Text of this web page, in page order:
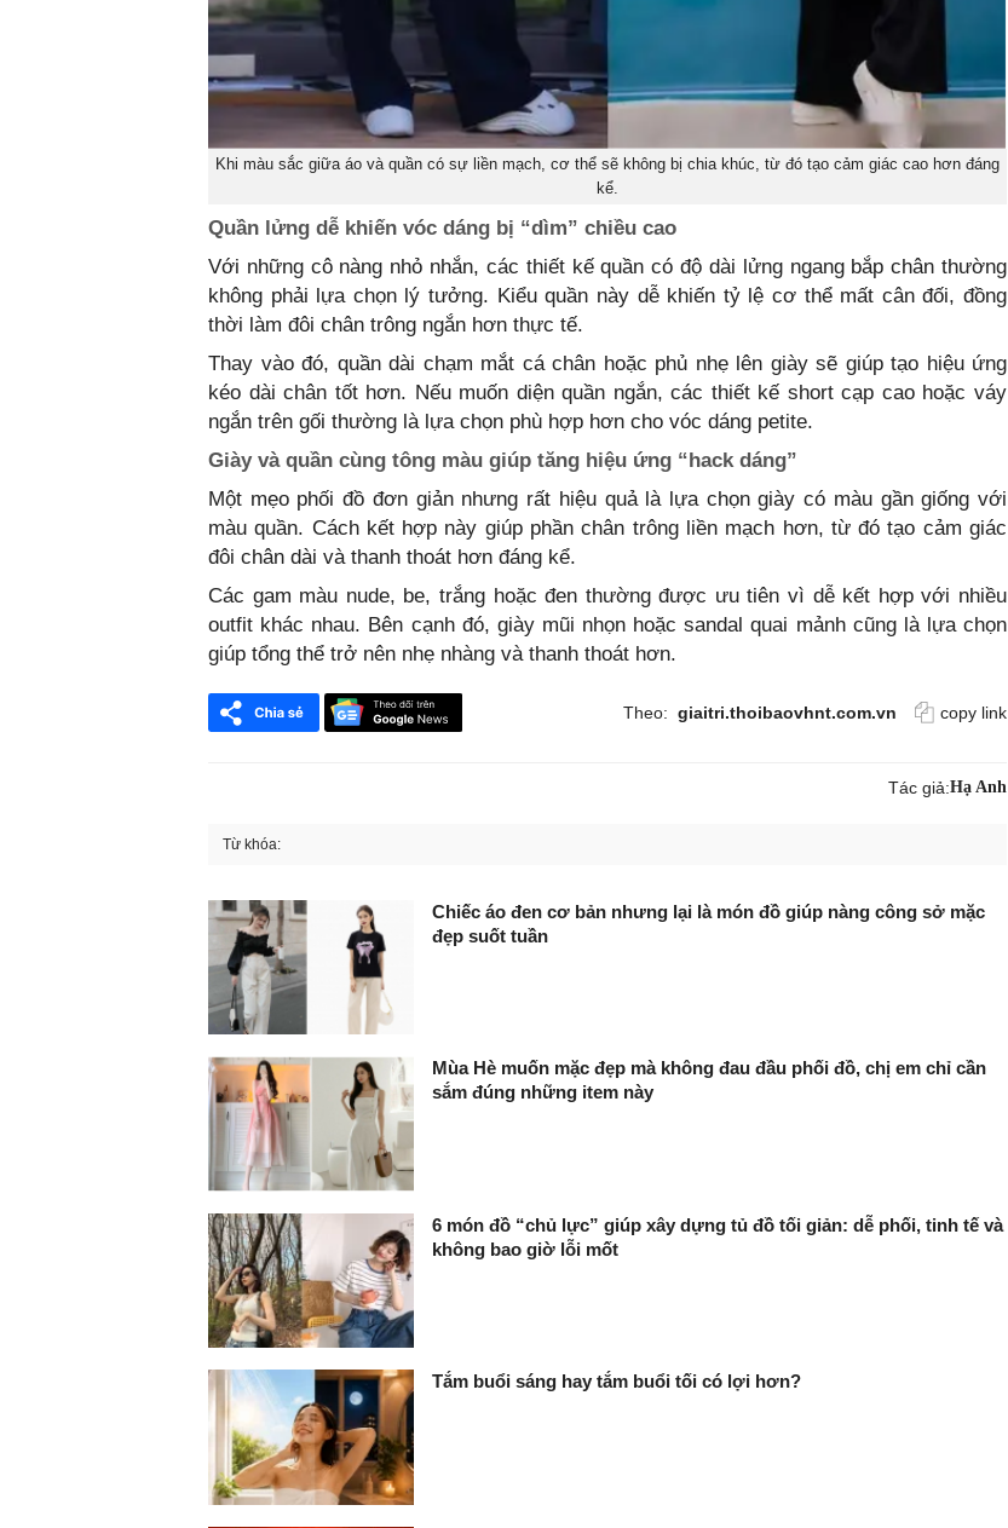
Khi màu sắc giữa áo và quần có sự liền mạch, cơ thể sẽ không bị chia khúc, từ đó tạo cảm giác cao hơn đáng
kể.
Quần lửng dễ khiến vóc dáng bị “dìm” chiều cao
Với những cô nàng nhỏ nhắn, các thiết kế quần có độ dài lửng ngang bắp chân thường
không phải lựa chọn lý tưởng. Kiểu quần này dễ khiến tỷ lệ cơ thể mất cân đối, đồng
thời làm đôi chân trông ngắn hơn thực tế.
Thay vào đó, quần dài chạm mắt cá chân hoặc phủ nhẹ lên giày sẽ giúp tạo hiệu ứng
kéo dài chân tốt hơn. Nếu muốn diện quần ngắn, các thiết kế short cạp cao hoặc váy
ngắn trên gối thường là lựa chọn phù hợp hơn cho vóc dáng petite.
Giày và quần cùng tông màu giúp tăng hiệu ứng “hack dáng”
Một mẹo phối đồ đơn giản nhưng rất hiệu quả là lựa chọn giày có màu gần giống với
màu quần. Cách kết hợp này giúp phần chân trông liền mạch hơn, từ đó tạo cảm giác
đôi chân dài và thanh thoát hơn đáng kể.
Các gam màu nude, be, trắng hoặc đen thường được ưu tiên vì dễ kết hợp với nhiều
outfit khác nhau. Bên cạnh đó, giày mũi nhọn hoặc sandal quai mảnh cũng là lựa chọn
giúp tổng thể trở nên nhẹ nhàng và thanh thoát hơn.
Theo: giaitri.thoibaovhnt.com.vn copy link
Tác giả:Hạ Anh
Từ khóa:
Chiếc áo đen cơ bản nhưng lại là món đồ giúp nàng công sở mặc
đẹp suốt tuần
Mùa Hè muốn mặc đẹp mà không đau đầu phối đồ, chị em chỉ cần
sắm đúng những item này
6 món đồ “chủ lực” giúp xây dựng tủ đồ tối giản: dễ phối, tinh tế và
không bao giờ lỗi mốt
Tắm buổi sáng hay tắm buổi tối có lợi hơn?